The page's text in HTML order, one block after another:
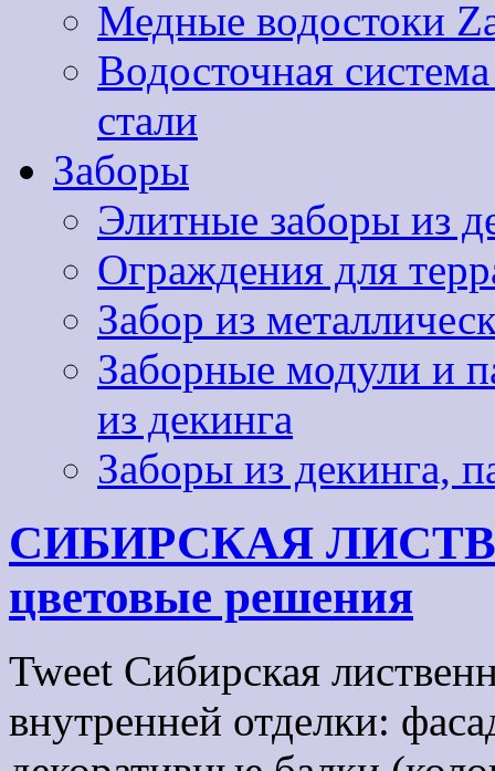
Медные водостоки
Водосточная
стали
Заборы
Элитные заборы из
Ограждения для
Забор из
Заборные модули и
из декинга
Заборы из декинга,
СИБИРСКАЯ
цветовые решения
Tweet Сибирская
внутренней отделки: